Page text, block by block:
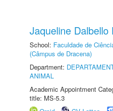
Jaqueline Dalbello
School: Faculdade de
(Câmpus de Dracena)
Department:
ANIMAL
Academic Appointment
title: MS-5.3